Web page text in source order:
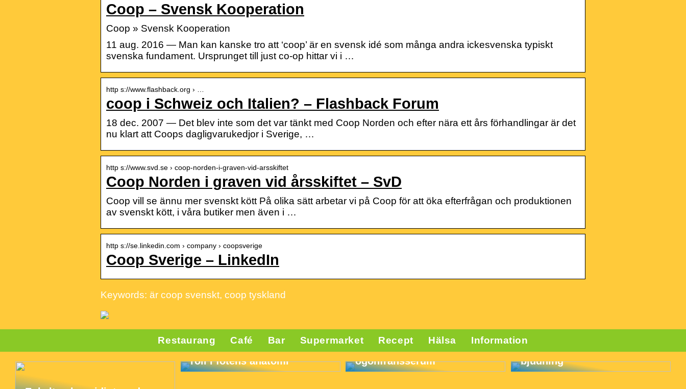
Coop – Svensk Kooperation
Coop » Svensk Kooperation
11 aug. 2016 — Man kan kanske tro att ‘coop’ är en svensk idé som många andra ickesvenska typiskt
svenska fundament. Ursprunget till just co-op hittar vi i …
http s://www.flashback.org › …
coop i Schweiz och Italien? – Flashback Forum
18 dec. 2007 — Det blev inte som det var tänkt med Coop Norden och efter nära ett års förhandlingar är det
nu klart att Coops dagligvarukedjor i Sverige, …
http s://www.svd.se › coop-norden-i-graven-vid-arsskiftet
Coop Norden i graven vid årsskiftet – SvD
Coop vill se ännu mer svenskt kött På olika sätt arbetar vi på Coop för att öka efterfrågan och produktionen
av svenskt kött, i våra butiker men även i …
http s://se.linkedin.com › company › coopsverige
Coop Sverige – LinkedIn
Keywords: är coop svenskt, coop tyskland
Restaurang Café Bar Supermarket Recept Hälsa Information
Förståelse för
plattfotsinlägg och deras
roll i fotens anatomi
Att välja rätt
ögonfransserum
3 goda skäl att anlita en
cateringfirma för nästa
bjudning